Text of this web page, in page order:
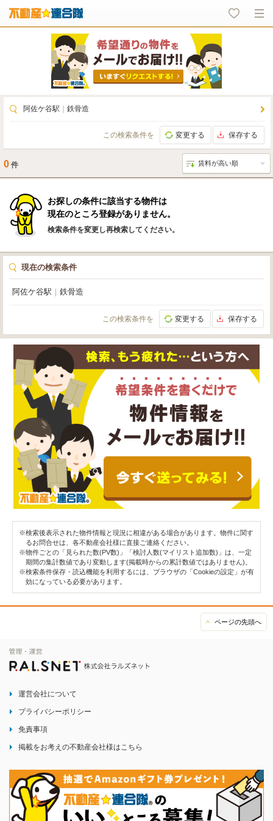
阿佐ケ谷駅 鉄骨造
この検索条件を 変更する 保存する
0 件
お探しの条件に該当する物件は
現在のところ登録がありません。
検索条件を変更し再検索してください。
現在の検索条件
阿佐ケ谷駅 鉄骨造
この検索条件を 変更する 保存する
※検索後表示された物件情報と現況に相違がある場合があります。物件に関す
るお問合せは、各不動産会社様に直接ご連絡ください。
※物件ごとの「見られた数(PV数)」「検討人数(マイリスト追加数)」は、一定
期間の集計数値であり変動します(掲載時からの累計数値ではありません)。
※検索条件保存・読込機能を利用するには、ブラウザの「Cookieの設定」が有
効になっている必要があります。
ページの先頭へ
運営会社について
プライバシーポリシー
免責事項
掲載をお考えの不動産会社様はこちら